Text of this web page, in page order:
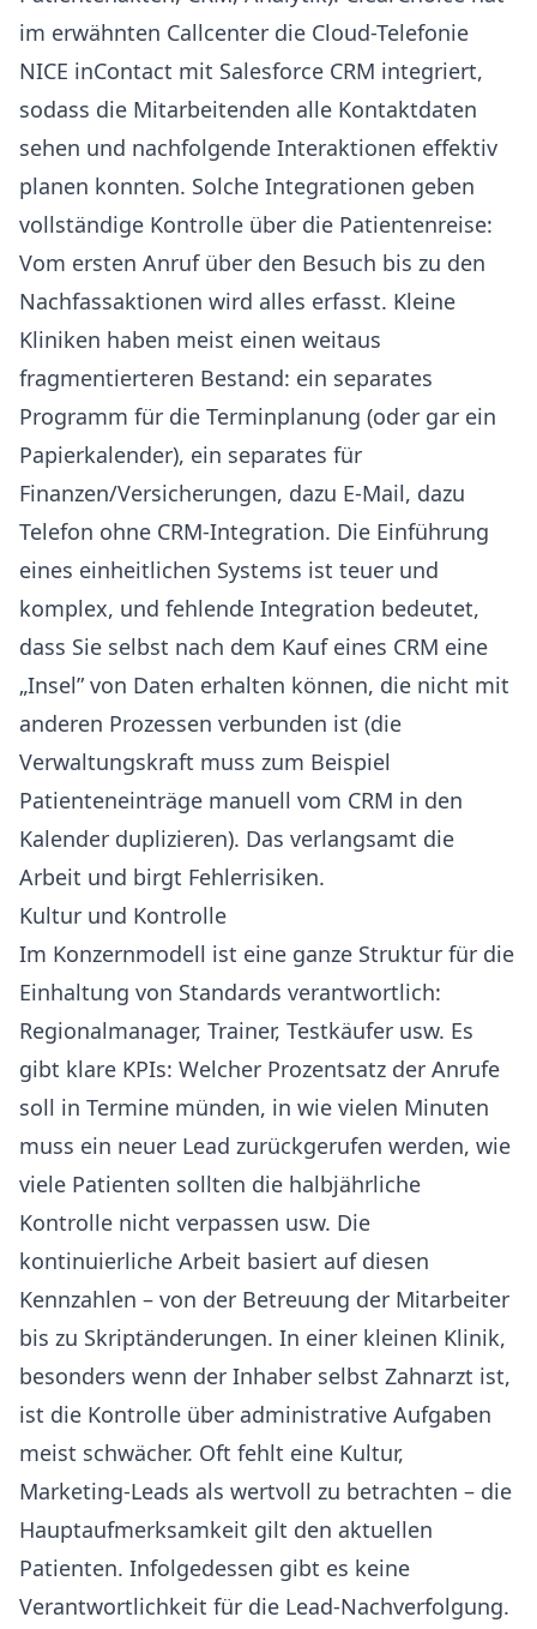
im erwähnten Callcenter die Cloud-Telefonie
NICE inContact mit Salesforce CRM integriert,
sodass die Mitarbeitenden alle Kontaktdaten
sehen und nachfolgende Interaktionen effektiv
planen konnten. Solche Integrationen geben
vollständige Kontrolle über die Patientenreise:
Vom ersten Anruf über den Besuch bis zu den
Nachfassaktionen wird alles erfasst. Kleine
Kliniken haben meist einen weitaus
fragmentierteren Bestand: ein separates
Programm für die Terminplanung (oder gar ein
Papierkalender), ein separates für
Finanzen/Versicherungen, dazu E-Mail, dazu
Telefon ohne CRM-Integration. Die Einführung
eines einheitlichen Systems ist teuer und
komplex, und fehlende Integration bedeutet,
dass Sie selbst nach dem Kauf eines CRM eine
„Insel” von Daten erhalten können, die nicht mit
anderen Prozessen verbunden ist (die
Verwaltungskraft muss zum Beispiel
Patienteneinträge manuell vom CRM in den
Kalender duplizieren). Das verlangsamt die
Arbeit und birgt Fehlerrisiken.
Kultur und Kontrolle
Im Konzernmodell ist eine ganze Struktur für die
Einhaltung von Standards verantwortlich:
Regionalmanager, Trainer, Testkäufer usw. Es
gibt klare KPIs: Welcher Prozentsatz der Anrufe
soll in Termine münden, in wie vielen Minuten
muss ein neuer Lead zurückgerufen werden, wie
viele Patienten sollten die halbjährliche
Kontrolle nicht verpassen usw. Die
kontinuierliche Arbeit basiert auf diesen
Kennzahlen – von der Betreuung der Mitarbeiter
bis zu Skriptänderungen. In einer kleinen Klinik,
besonders wenn der Inhaber selbst Zahnarzt ist,
ist die Kontrolle über administrative Aufgaben
meist schwächer. Oft fehlt eine Kultur,
Marketing-Leads als wertvoll zu betrachten – die
Hauptaufmerksamkeit gilt den aktuellen
Patienten. Infolgedessen gibt es keine
Verantwortlichkeit für die Lead-Nachverfolgung.